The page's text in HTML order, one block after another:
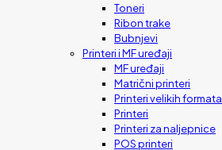
Toneri
Ribon trake
Bubnjevi
Printeri i MF uređaji
MF uređaji
Matrični printeri
Printeri velikih formata
Printeri
Printeri za naljepnice
POS printeri